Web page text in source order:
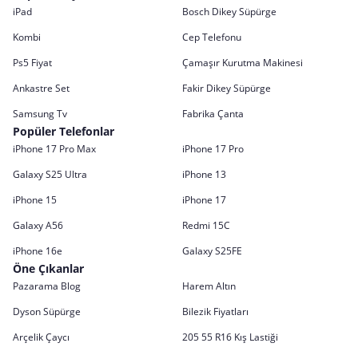
iPad
Bosch Dikey Süpürge
Kombi
Cep Telefonu
Ps5 Fiyat
Çamaşır Kurutma Makinesi
Ankastre Set
Fakir Dikey Süpürge
Samsung Tv
Fabrika Çanta
Popüler Telefonlar
iPhone 17 Pro Max
iPhone 17 Pro
Galaxy S25 Ultra
iPhone 13
iPhone 15
iPhone 17
Galaxy A56
Redmi 15C
iPhone 16e
Galaxy S25FE
Öne Çıkanlar
Pazarama Blog
Harem Altın
Dyson Süpürge
Bilezik Fiyatları
Arçelik Çaycı
205 55 R16 Kış Lastiği